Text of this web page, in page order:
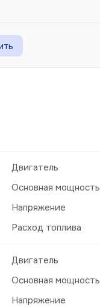
Двигатель
Основная мощность
Напряжение
Расход топлива
Двигатель
Основная мощность
Напряжение